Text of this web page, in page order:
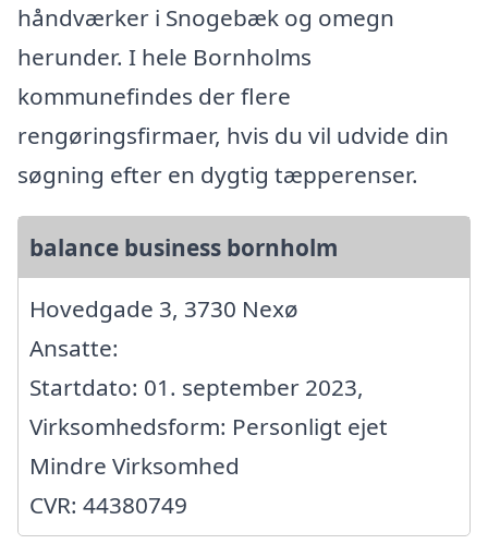
håndværker i Snogebæk og omegn
herunder. I hele Bornholms
kommunefindes der flere
rengøringsfirmaer, hvis du vil udvide din
søgning efter en dygtig tæpperenser.
balance business bornholm
Hovedgade 3, 3730 Nexø
Ansatte:
Startdato: 01. september 2023,
Virksomhedsform: Personligt ejet
Mindre Virksomhed
CVR: 44380749